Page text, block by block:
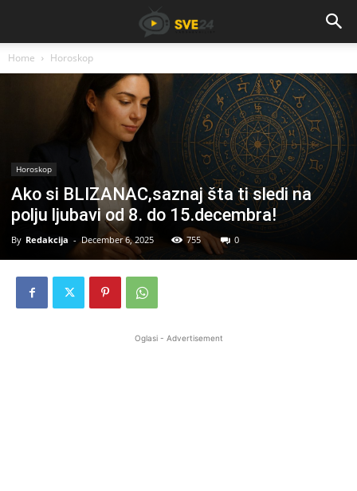
Home Horoskop
Horoskop
Ako si BLIZANAC,saznaj šta ti sledi na
polju ljubavi od 8. do 15.decembra!
By Redakcija - December 6, 2025 755 0
Oglasi - Advertisement